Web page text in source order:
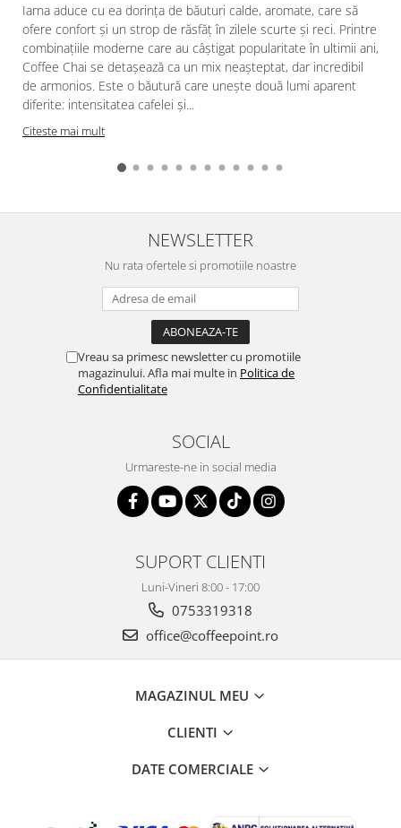
Iarna aduce cu ea dorința de băuturi calde, aromate, care să
ofere confort și un strop de răsfăț în zilele scurte și reci. Printre
combinațiile moderne care au câștigat popularitate în ultimii ani,
Coffee Chai se detașează ca un mix neașteptat, dar incredibil
de armonios. Este o băutură care unește două lumi aparent
diferite: intensitatea cafelei și...
Citeste mai mult
NEWSLETTER
Nu rata ofertele si promotiile noastre
Vreau sa primesc newsletter cu promotiile
magazinului. Afla mai multe in Politica de
Confidentialitate
SOCIAL
Urmareste-ne in social media
SUPORT CLIENTI
Luni-Vineri 8:00 - 17:00
0753319318
office@coffeepoint.ro
MAGAZINUL MEU
CLIENTI
DATE COMERCIALE